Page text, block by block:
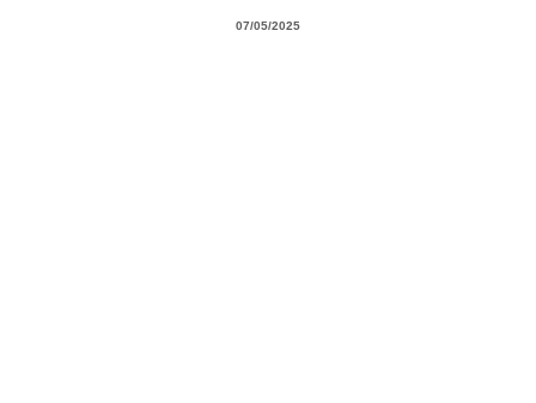
07/05/2025